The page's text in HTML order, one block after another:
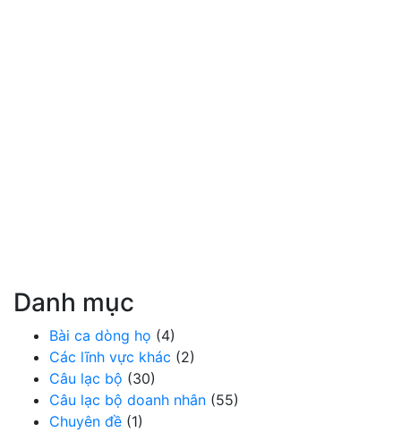
Danh mục
Bài ca dòng họ (4)
Các lĩnh vực khác (2)
Câu lạc bộ (30)
Câu lạc bộ doanh nhân (55)
Chuyên đề (1)